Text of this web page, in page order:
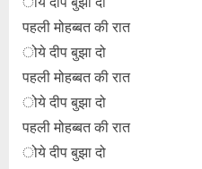
पहली मोहब्बत की रात
ोये दीप बुझा दो
पहली मोहब्बत की रात
ोये दीप बुझा दो
पहली मोहब्बत की रात
ोये दीप बुझा दो